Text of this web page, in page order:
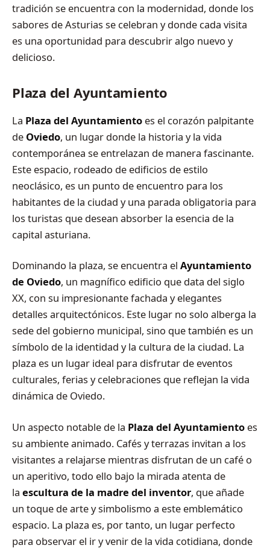
tradición se encuentra con la modernidad, donde los
sabores de Asturias se celebran y donde cada visita
es una oportunidad para descubrir algo nuevo y
delicioso.
Plaza del Ayuntamiento
La Plaza del Ayuntamiento es el corazón palpitante
de Oviedo, un lugar donde la historia y la vida
contemporánea se entrelazan de manera fascinante.
Este espacio, rodeado de edificios de estilo
neoclásico, es un punto de encuentro para los
habitantes de la ciudad y una parada obligatoria para
los turistas que desean absorber la esencia de la
capital asturiana.
Dominando la plaza, se encuentra el Ayuntamiento
de Oviedo, un magnífico edificio que data del siglo
XX, con su impresionante fachada y elegantes
detalles arquitectónicos. Este lugar no solo alberga la
sede del gobierno municipal, sino que también es un
símbolo de la identidad y la cultura de la ciudad. La
plaza es un lugar ideal para disfrutar de eventos
culturales, ferias y celebraciones que reflejan la vida
dinámica de Oviedo.
Un aspecto notable de la Plaza del Ayuntamiento es
su ambiente animado. Cafés y terrazas invitan a los
visitantes a relajarse mientras disfrutan de un café o
un aperitivo, todo ello bajo la mirada atenta de
la escultura de la madre del inventor, que añade
un toque de arte y simbolismo a este emblemático
espacio. La plaza es, por tanto, un lugar perfecto
para observar el ir y venir de la vida cotidiana, donde